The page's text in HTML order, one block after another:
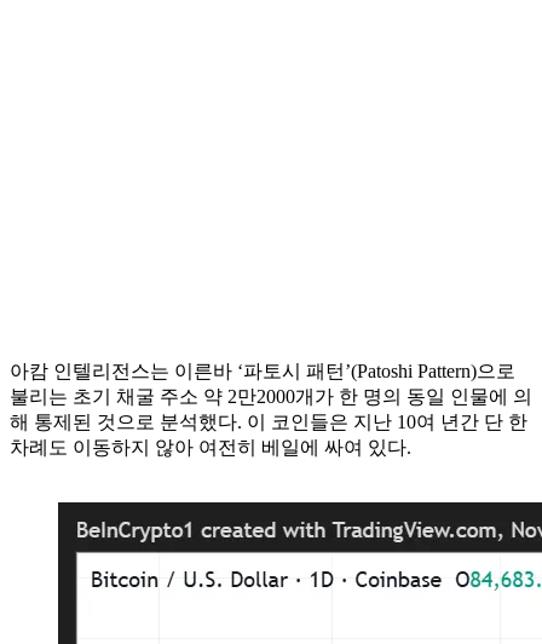
아캄 인텔리전스는 이른바 ‘파토시 패턴’(Patoshi Pattern)으로
불리는 초기 채굴 주소 약 2만2000개가 한 명의 동일 인물에 의
해 통제된 것으로 분석했다. 이 코인들은 지난 10여 년간 단 한
차례도 이동하지 않아 여전히 베일에 싸여 있다.